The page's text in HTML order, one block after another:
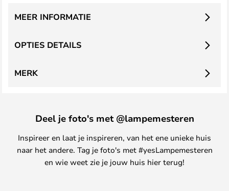
OPTIES DETAILS
MEER INFORMATIE
MERK
Deel je foto's met @lampemesteren
Inspireer en laat je inspireren, van het ene unieke huis
naar het andere. Tag je foto's met #yesLampemesteren
en wie weet zie je jouw huis hier terug!